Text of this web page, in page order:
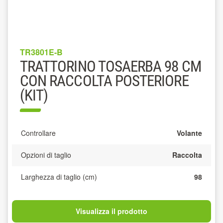
TR3801E-B
TRATTORINO TOSAERBA 98 CM
CON RACCOLTA POSTERIORE
(KIT)
Controllare Volante
Opzioni di taglio Raccolta
Larghezza di taglio (cm) 98
Visualizza il prodotto